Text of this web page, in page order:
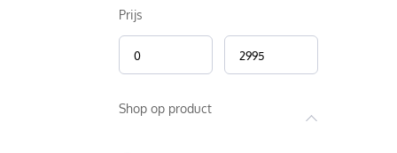
Prijs
Shop op product